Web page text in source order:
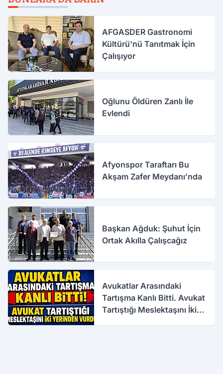
AFGASDER Gastronomi
Kültürü'nü Tanıtmak İçin
Çalışıyor
Oğlunu Öldüren Zanlı İle
Evlendi
Afyonspor Taraftarı Bu
Akşam Zafer Meydanı’nda
Başkan Ağduk: Şuhut İçin
Ortak Akılla Çalışcağız
Avukatlar Arasındaki
Tartışma Kanlı Bitti. Avukat
Tartıştığı Meslektaşını İki